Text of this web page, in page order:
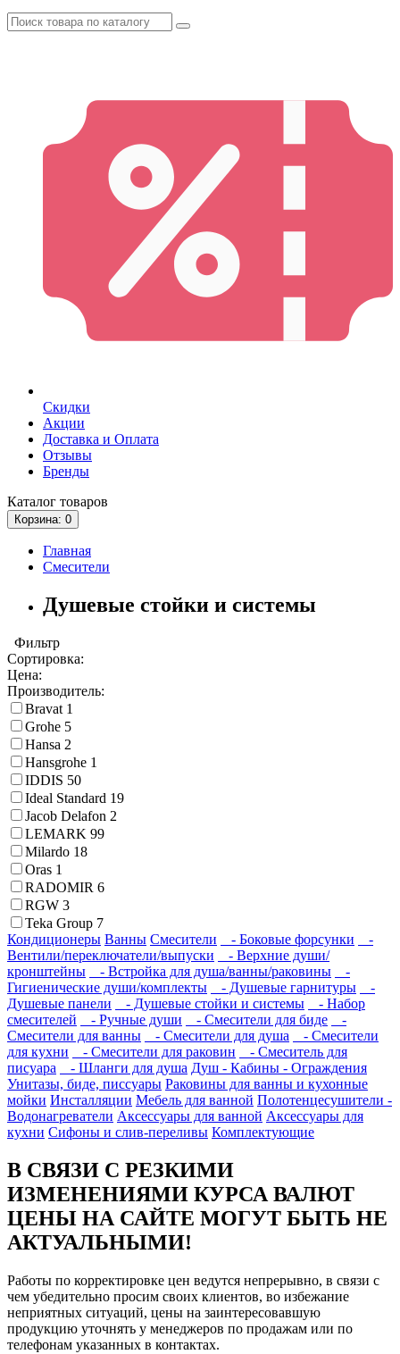
Скидки
Акции
Доставка и Оплата
Отзывы
Бренды
Каталог товаров
Корзина: 0
Главная
Смесители
Душевые стойки и системы
Фильтр
Сортировка:
Цена:
Производитель:
Bravat 1
Grohe 5
Hansa 2
Hansgrohe 1
IDDIS 50
Ideal Standard 19
Jacob Delafon 2
LEMARK 99
Milardo 18
Oras 1
RADOMIR 6
RGW 3
Teka Group 7
Кондиционеры Ванны Смесители - Боковые форсунки
-
Вентили/переключатели/выпуски
- Верхние души/
кронштейны
- Встройка для душа/ванны/раковины
-
Гигиенические души/комплекты
- Душевые гарнитуры
-
Душевые панели
- Душевые стойки и системы
- Набор
смесителей
- Ручные души - Смесители для биде
-
Смесители для ванны
- Смесители для душа
- Смесители
для кухни
- Смесители для раковин
- Смеситель для
писуара
- Шланги для душа Душ - Кабины - Ограждения
Унитазы, биде, писсуары Раковины для ванны и кухонные
мойки Инсталляции Мебель для ванной Полотенцесушители -
Водонагреватели Аксессуары для ванной Аксессуары для
кухни Сифоны и слив-переливы Комплектующие
В СВЯЗИ С РЕЗКИМИ
ИЗМЕНЕНИЯМИ КУРСА ВАЛЮТ
ЦЕНЫ НА САЙТЕ МОГУТ БЫТЬ НЕ
АКТУАЛЬНЫМИ!
Работы по корректировке цен ведутся непрерывно, в связи с
чем убедительно просим своих клиентов, во избежание
неприятных ситуаций, цены на заинтересовавшую
продукцию уточнять у менеджеров по продажам или по
телефонам указанных в контактах.